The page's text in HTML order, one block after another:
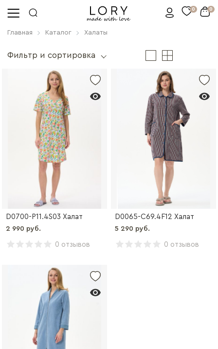
0 0
Главная Каталог Халаты
Фильтр и сортировка
D0700-P11.4S03 Халат
2 990 руб.
0 отзывов
D0065-C69.4F12 Халат
5 290 руб.
0 отзывов